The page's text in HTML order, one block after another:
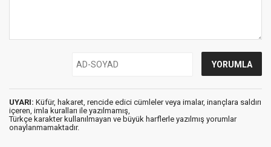
UYARI: Küfür, hakaret, rencide edici cümleler veya imalar, inançlara saldırı
içeren, imla kuralları ile yazılmamış,
Türkçe karakter kullanılmayan ve büyük harflerle yazılmış yorumlar
onaylanmamaktadır.